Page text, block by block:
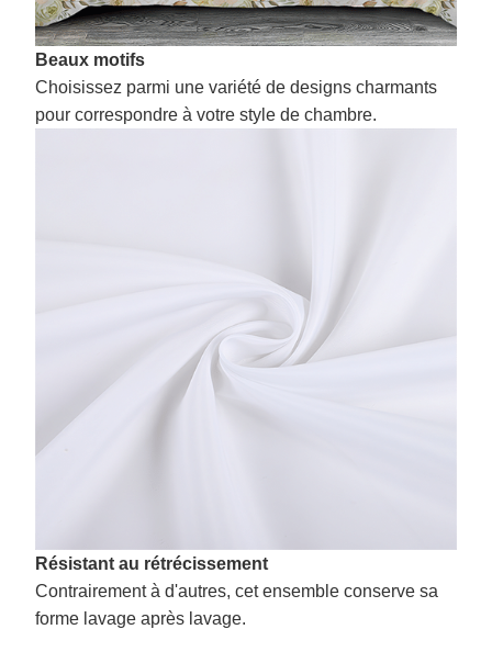
Beaux motifs
Choisissez parmi une variété de designs charmants
pour correspondre à votre style de chambre.
Résistant au rétrécissement
Contrairement à d'autres, cet ensemble conserve sa
forme lavage après lavage.